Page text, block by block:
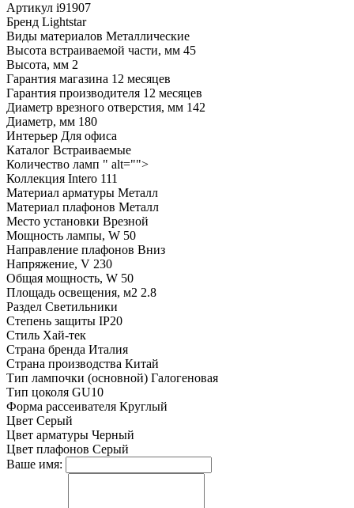
Артикул i91907
Бренд Lightstar
Виды материалов Металлические
Высота встраиваемой части, мм 45
Высота, мм 2
Гарантия магазина 12 месяцев
Гарантия производителя 12 месяцев
Диаметр врезного отверстия, мм 142
Диаметр, мм 180
Интерьер Для офиса
Каталог Встраиваемые
Количество ламп " alt="">
Коллекция Intero 111
Материал арматуры Металл
Материал плафонов Металл
Место установки Врезной
Мощность лампы, W 50
Направление плафонов Вниз
Напряжение, V 230
Общая мощность, W 50
Площадь освещения, м2 2.8
Раздел Светильники
Степень защиты IP20
Стиль Хай-тек
Страна бренда Италия
Страна производства Китай
Тип лампочки (основной) Галогеновая
Тип цоколя GU10
Форма рассеивателя Круглый
Цвет Серый
Цвет арматуры Черный
Цвет плафонов Серый
Ваше имя: